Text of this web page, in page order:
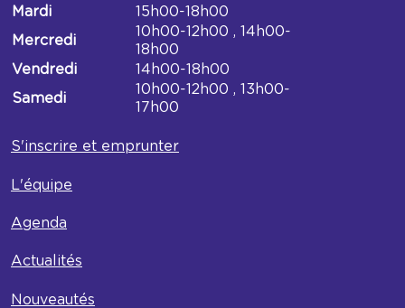
Horaires
du
Bel
Mardi
15h00-18h00
Mercredi
10h00-12h00 , 14h00-
18h00
Vendredi
14h00-18h00
Samedi
10h00-12h00 , 13h00-
17h00
S'inscrire et emprunter
L'équipe
Agenda
Actualités
Nouveautés